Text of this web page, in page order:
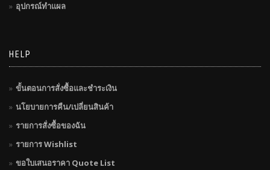
อุปกรณ์ทำแผล
HELP
ขั้นตอนการสั่งซื้อและชำระเงิน
นโยบายการคืน/เปลี่ยนสินค้า
รายการสั่งซื้อของฉัน
รายการ Wishlist
ขอใบเสนอราคา Quote List